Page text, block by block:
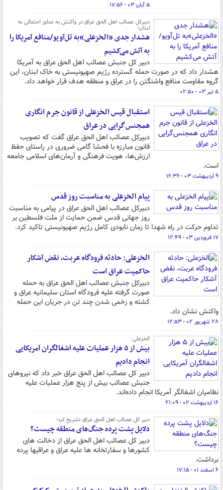
۵ آبان ۰۳ - ۱۷:۵۶
دبیرکل عصائب اهل الحق عراق در واکنش به تجاوز احتمالی به
لبنان؛
هشدار جدی «الخزعلی»به تل‌آویو/منافع آمریکا را
به آتش می‌کشیم
دبیر کل جنبش عصائب اهل الحق عراق به آمریکا
هشدار داد که در صورت حمله گسترده رژیم صهیونیستی به خاک لبنان، این
گروه مقاومت منافع واشنگتن را در عراق و منطقه هدف قرار خواهد داد.
۵ تیر ۰۳ - ۰۲:۵۰
استقبال قیس الخزعلی از قانون جرم انگاری
همجنس‌گرایی در عراق
دبیرکل عصائب اهل الحق عراق گفت که تصویب
قانون مبارزه با فحشا گامی ضروری در راستای حفظ
ارزش‌ها، هویت فرهنگی و آرمان‌های اسلامی جامعه
است.
۹ اردیبهشت ۰۳ - ۱۶:۳۶
پیام الخزعلی به مناسبت روز قدس
دبیرکل عصائب اهل الحق عراق در پیامی به مناسبت
روز جهانی قدس ضمن حمایت از ملت فلسطین بر
تداوم حرکت در راه شهدا تا زمان نابودی کامل رژیم صهیونیستی تاکید کرد.
۱۷ فروردین ۰۳ - ۱۲:۴۹
الخزعلی: حادثه فرودگاه عربت، نقض آشکار
حاکمیت عراق است
دبیرکل جنبش عصائب اهل الحق عراق به حمله
صورت گرفته علیه فرودگاه استان سلیمانیه عراق و
کشته و زخمی شدن چند تن در جریان این حمله
واکنش نشان داد.
۲۸ شهریور ۰۲ - ۱۲:۵۳
الخزعلی:
بیش از ۵ هزار عملیات علیه اشغالگران آمریکایی
انجام دادیم
دبیر کل عصائب اهل الحق عراق خبر داد که نیروهای
جنبش عصائب بیش از پنج هزار عملیات علیه
نظامیان اشغالگر آمریکا انجام داده‌اند.
۱۶ اردیبهشت ۰۲ - ۲۱:۰۹
دبیر کل عصائب اهل الحق عراق تشریح کرد؛
دلایل پشت پرده جنگ‌های منطقه چیست؟
دبیر کل عصائب اهل الحق عراق از دخالت های
کشورها و سفارتخانه ها علیه عراق و عراقیها پرده
برداشت.
۶ اسفند ۰۱ - ۱۷:۱۵